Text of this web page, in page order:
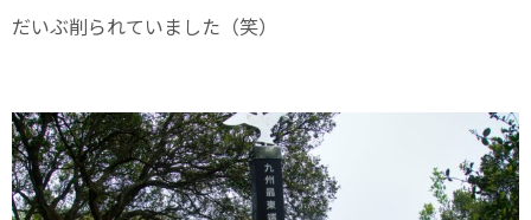
だいぶ削られていました（笑）